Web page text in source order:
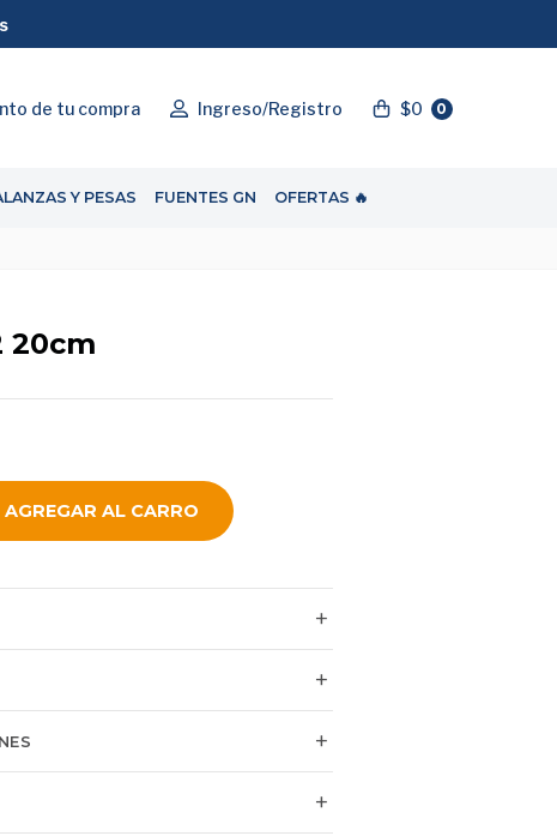
de tu compra Ingreso/Registro $0 0
Y PESAS FUENTES GN OFERTAS 🔥
20cm
AGREGAR AL CARRO